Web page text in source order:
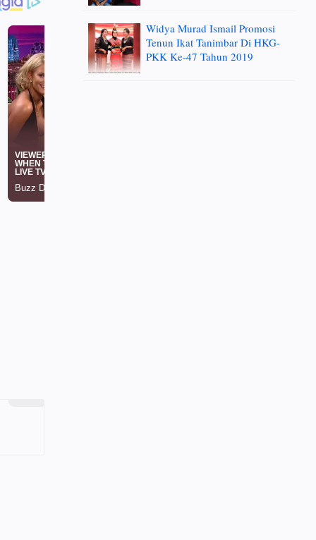
Widya Murad Ismail Promosi
Tenun Ikat Tanimbar Di HKG-
PKK Ke-47 Tahun 2019